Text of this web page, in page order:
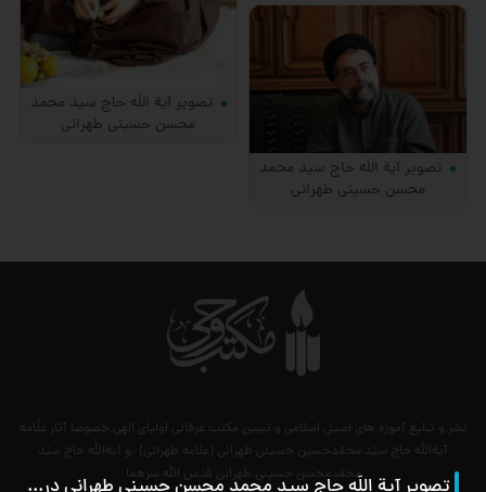
تصویر آیة اللَه حاج سید محمد
محسن حسینی طهرانی
تصویر آیة اللَه حاج سید محمد
محسن حسینی طهرانی
نشر و تبلیغ آموزه های اصیل اسلامی و تبیین مکتب عرفانی اولیای الهی خصوصا آثار علّامه
آیةالله حاج سیّد محمّدحسین حسینی طهرانی (علامه طهرانی) .و آیةالله حاج سیّد
محمّدمحسن حسینی طهرانی قدس الله سرهما